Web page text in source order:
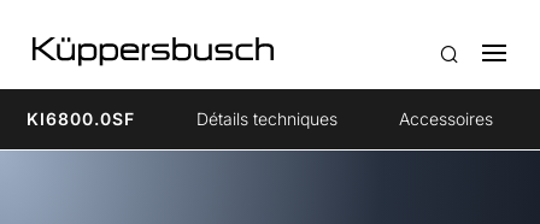
KI6800.0SF Détails techniques Accessoires